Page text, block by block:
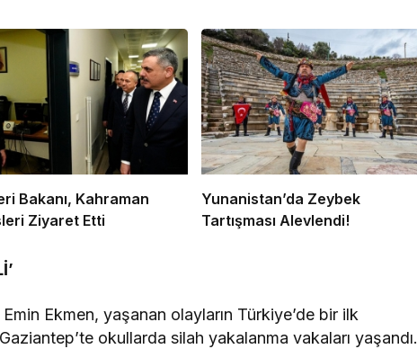
Bakanı, Kahraman
Ziyaret Etti
Yunanistan’da Zeybek
Tartışması Alevlendi!
Ekmen, yaşanan olayların Türkiye’de bir ilk
okullarda silah yakalanma vakaları yaşandı.